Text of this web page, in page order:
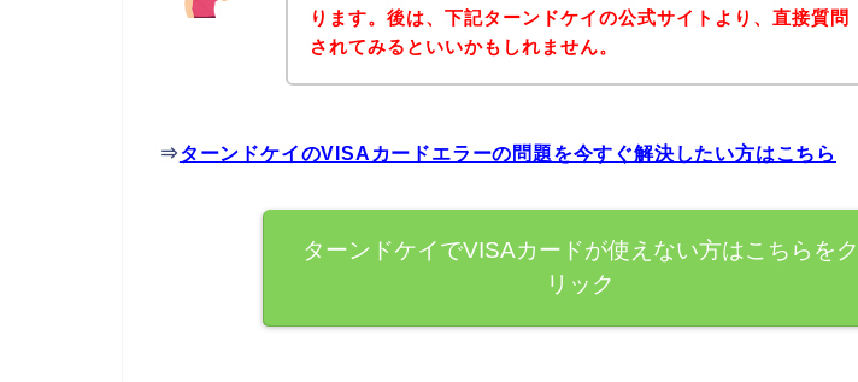
ります。後は、下記ターンドケイの公式サイトより、直接質問
されてみるといいかもしれません。
⇒ターンドケイのVISAカードエラーの問題を今すぐ解決したい方はこちら
ターンドケイでVISAカードが使えない方はこちらをク
リック